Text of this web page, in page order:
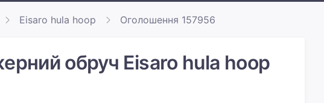
Eisaro hula hoop Оголошення 157956
обруч Eisaro hula hoop